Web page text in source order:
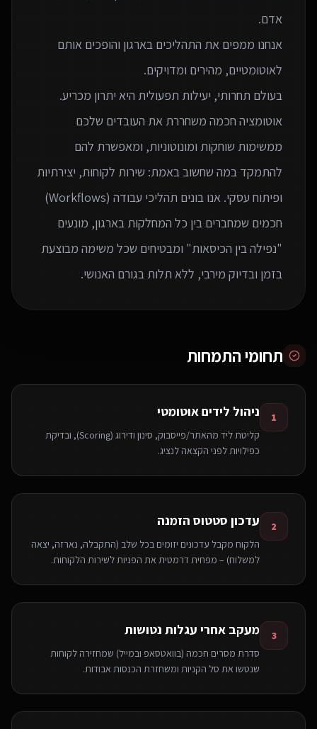
אנחנו ממפים את התהליכים בארגון והופכים אותם
בעולם תחרותי, יעילות תפעולית היא יתרון מכריע.
אוטומציה חכמה משחררת את העובדים שלכם
ממשימות שוחקות ומונוטוניות, ומאפשרת להם
להתמקד במה שחשוב באמת: שירות לקוחות, יצירתיות
ופיתוח עסקי. אנו בונים תהליכי עבודה (Workflows)
חכמים שמחברים בין כל המחלקות בארגון, מונעים
"נפילה בין הכיסאות" ומבטיחים שכל משימה מבוצעת
בזמן ובדיוק מירבי, ללא תלות בגורם האנושי.
תחומי התמחות
1 ניהול לידים אוטומטי
קליטת ליד מהאתר/פייסבוק, סינון ודירוג (Scoring), ובדיקת
כפילויות לפני הקצאה לנציג.
2 עדכון סטטוס הזמנה
הלקוח מקבל עדכונים יזומים בכל שלב (התקבלה, נארזה, יצאה
למשלוח) – מפחית דרמטית את הפניות לשירות הלקוחות.
3 מעקב אחרי עגלות נטושות
סדרת מסרים חכמה (בוואטסאפ ובמייל) שמחזירה לקוחות
שנטשו את סל הקניות ומשחזרת הכנסות אבודות.